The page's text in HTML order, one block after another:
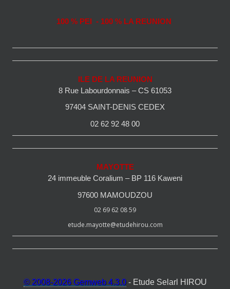
100 % PEI - 100 % LA REUNION
ILE DE LA REUNION
8 Rue Labourdonnais – CS 61053
97404 SAINT-DENIS CEDEX
02 62 92 48 00
MAYOTTE
24 immeuble Coralium – BP 116 Kaweni
97600 MAMOUDZOU
02 69 62 08 59
etude.mayotte@etudehirou.com
© 2008-2026 Gemweb 4.3.0- Etude Selarl HIROU